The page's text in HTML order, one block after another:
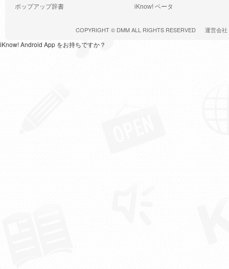
ポップアップ辞書
iKnow! ベータ
COPYRIGHT © DMMALL RIGHTS RESERVED 運営会社
iKnow! Android App をお持ちですか？